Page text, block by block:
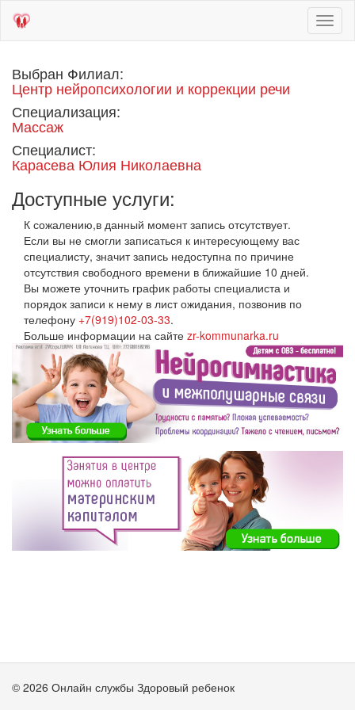
Выбран Филиал:
Центр нейропсихологии и коррекции речи
Специализация:
Массаж
Специалист:
Карасева Юлия Николаевна
Доступные услуги:
К сожалению,в данный момент запись отсутствует.
Если вы не смогли записаться к интересующему вас
специалисту, значит запись недоступна по причине
отсутствия свободного времени в ближайшие 10 дней.
Вы можете уточнить график работы специалиста и
порядок записи к нему в лист ожидания, позвонив по
телефону +7(919)102-03-33.
Больше информации на сайте zr-kommunarka.ru
© 2026 Онлайн службы Здоровый ребенок